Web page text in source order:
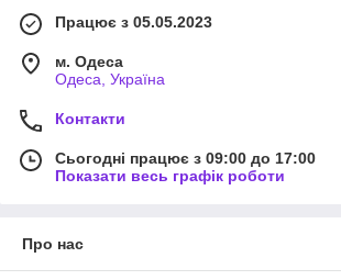
Працює з 05.05.2023
м. Одеса
Одеса, Україна
Контакти
Сьогодні працює з 09:00 до 17:00
Показати весь графік роботи
Про нас